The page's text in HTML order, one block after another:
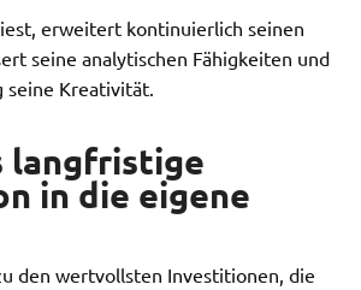
erweitert kontinuierlich seinen
seine analytischen Fähigkeiten und
Kreativität.
langfristige
in die eigene
den wertvollsten Investitionen, die